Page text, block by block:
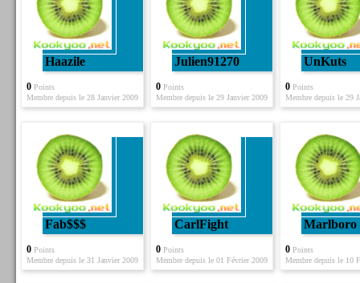
Haazile
0Points
Membre depuis le 28 Janvier 2009
Julien91270
0Points
Membre depuis le 29 Janvier 2009
UnKuts
0Points
Membre depuis le 29
Fab$$$
0Points
Membre depuis le 31 Janvier 2009
CarlFight
0Points
Membre depuis le 01 Février 2009
Marlboro
0Points
Membre depuis le 10